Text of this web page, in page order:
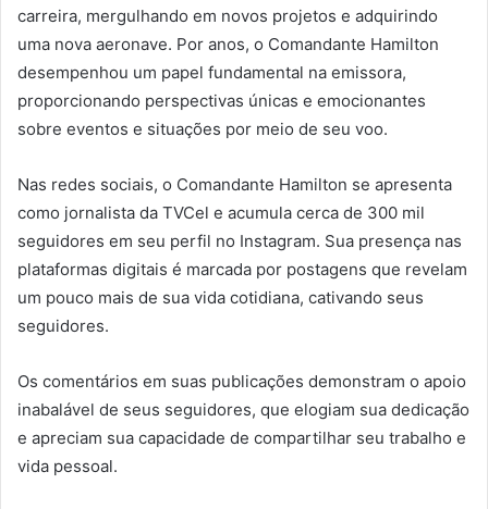
carreira, mergulhando em novos projetos e adquirindo
uma nova aeronave. Por anos, o Comandante Hamilton
desempenhou um papel fundamental na emissora,
proporcionando perspectivas únicas e emocionantes
sobre eventos e situações por meio de seu voo.
Nas redes sociais, o Comandante Hamilton se apresenta
como jornalista da TVCel e acumula cerca de 300 mil
seguidores em seu perfil no Instagram. Sua presença nas
plataformas digitais é marcada por postagens que revelam
um pouco mais de sua vida cotidiana, cativando seus
seguidores.
Os comentários em suas publicações demonstram o apoio
inabalável de seus seguidores, que elogiam sua dedicação
e apreciam sua capacidade de compartilhar seu trabalho e
vida pessoal.